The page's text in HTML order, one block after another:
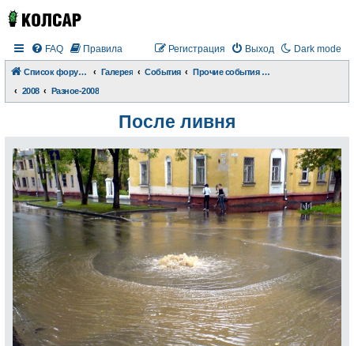
Dark mode
FAQ Правила Выход
Регистрация
Список форумов Галерея События
Прочие события и происшествия
2008
Разное-2008
После ливня